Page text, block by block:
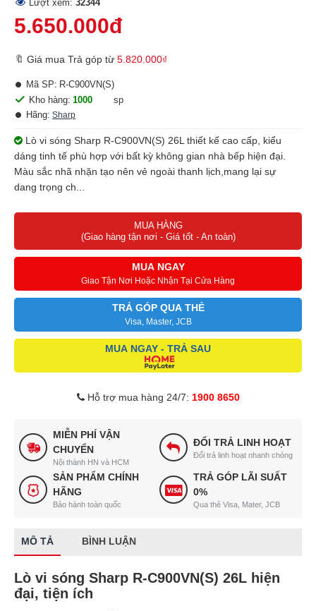
Lượt xem: 32344
5.650.000đ
🔖 Giá mua Trả góp từ 5.820.000₫
Kho hàng: 1000
sp
Hãng: Sharp
Mã SP: R-C900VN(S)
Lò vi sóng Sharp R-C900VN(S) 26L thiết kế cao cấp, kiểu
dáng tinh tế phù hợp với bất kỳ không gian nhà bếp hiện đại.
Màu sắc nhã nhặn tạo nên vẻ ngoài thanh lịch,mang lại sự
dang trọng ch...
MUA HÀNG
(Giao hàng tận nơi - Giá tốt - An toàn)
MUA NGAY
Giao Tận Nơi Hoặc Nhận Tại Cửa Hàng
TRẢ GÓP QUA THẺ
Visa, Master, JCB
MUA NGAY - TRẢ SAU
Hỗ trợ mua hàng 24/7: 1900 8650
MIỄN PHÍ VẬN
CHUYỂN
Nội thành HN và HCM
ĐỔI TRẢ LINH HOẠT
Đổi trả linh hoạt nhanh chóng
SẢN PHẨM CHÍNH
HÃNG
Bảo hành toàn quốc
TRẢ GÓP LÃI SUẤT
0%
Qua thẻ Visa, Mater, JCB
MÔ TẢ BÌNH LUẬN
Lò vi sóng Sharp R-C900VN(S) 26L hiện
đại, tiện ích